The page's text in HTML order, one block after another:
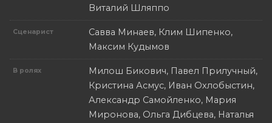
Виталий Шляппо
Сценарист
Савва Минаев, Клим Шипенко,
Максим Кудымов
В ролях
Милош Бикович, Павел Прилучный,
Кристина Асмус, Иван Охлобыстин,
Александр Самойленко, Мария
Миронова, Ольга Дибцева, Наталья